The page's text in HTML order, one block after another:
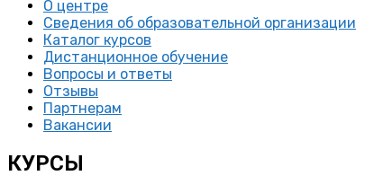
О центре
Сведения об образовательной организации
Каталог курсов
Дистанционное обучение
Вопросы и ответы
Отзывы
Партнерам
Вакансии
КУРСЫ